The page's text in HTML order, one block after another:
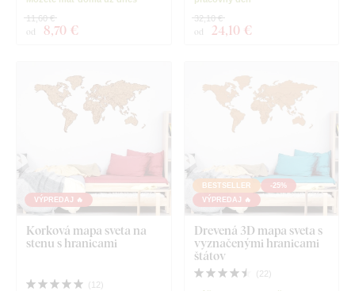
od 8,70 €
11,60 €
od 24,10 €
32,10 €
VÝPREDAJ 🔥
Korková mapa sveta na
stenu s hranicami
( 12)
BESTSELLER
-25%
VÝPREDAJ 🔥
Drevená 3D mapa sveta s
vyznačenými hranicami
štátov
( 22)